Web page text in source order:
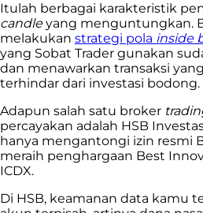
Itulah berbagai karakteristik
candleyang menguntungkan.
melakukan strategi pola inside
yang Sobat Trader gunakan
dan menawarkan transaksi
terhindar dari investasi bodong.
Adapun salah satu broker
percayakan adalah HSB
hanya mengantongi izin resmi
meraih penghargaan Best
ICDX.
Di HSB, keamanan data kamu